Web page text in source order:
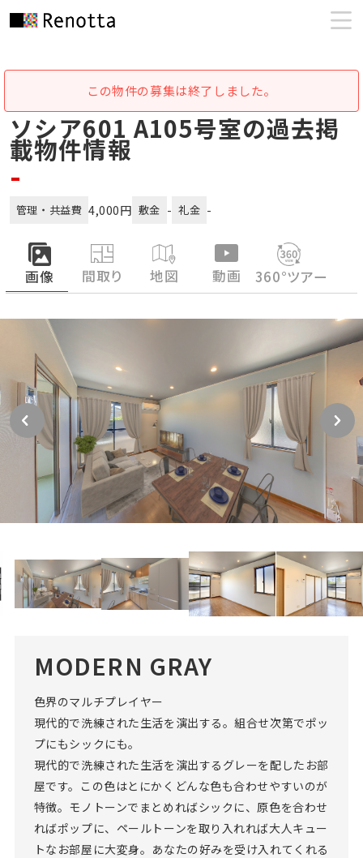
この物件の募集は終了しました。
ソシア601 A105号室の過去掲
載物件情報
-
管理・共益費 4,000円 敷金 - 礼金 -
画像 間取り 地図 動画 360°ツアー
MODERN GRAY
色界のマルチプレイヤー
現代的で洗練された生活を演出する。組合せ次第でポッ
プにもシックにも。
現代的で洗練された生活を演出するグレーを配したお部
屋です。この色はとにかくどんな色も合わせやすいのが
特徴。モノトーンでまとめればシックに、原色を合わせ
ればポップに、ペールトーンを取り入れれば大人キュー
トなお部屋に大変身。あなたの好みを受け入れてくれる